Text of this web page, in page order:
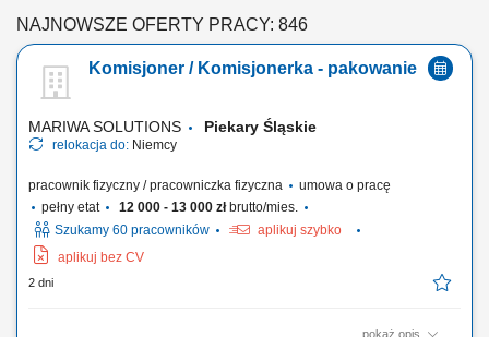
NAJNOWSZE OFERTY PRACY: 846
Komisjoner / Komisjonerka - pakowanie
MARIWA SOLUTIONS Piekary Śląskie
relokacja do: Niemcy
pracownik fizyczny / pracowniczka fizyczna
umowa o pracę
pełny etat
12 000 - 13 000 złbrutto/mies.
Szukamy 60 pracowników
aplikuj szybko
aplikuj bez CV
2 dni
pokaż opis